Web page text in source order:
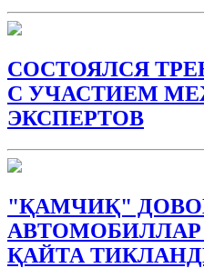
СОСТОЯЛСЯ
С УЧАСТИЕМ
ЭКСПЕРТОВ
"ҚАМЧИҚ"
АВТОМОБИЛЛАР
ҚАЙТА